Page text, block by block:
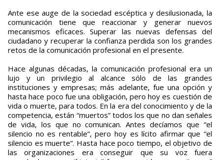
Ante ese auge de la sociedad escéptica y desilusionada, la
comunicación tiene que reaccionar y generar nuevos
mecanismos eficaces. Superar las nuevas defensas del
ciudadano y recuperar la confianza perdida son los grandes
retos de la comunicación profesional en el presente.
Hace algunas décadas, la comunicación profesional era un
lujo y un privilegio al alcance sólo de las grandes
instituciones y empresas; más adelante, fue una opción y
hasta hace poco fue una obligación, pero hoy es cuestión de
vida o muerte, para todos. En la era del conocimiento y de la
competencia, están “muertos” todos los que no dan señales
de vida, los que no comunican. Antes decíamos que “el
silencio no es rentable”, pero hoy es lícito afirmar que “el
silencio es muerte”. Hasta hace poco tiempo, el objetivo de
las organizaciones era conseguir que su voz fuera